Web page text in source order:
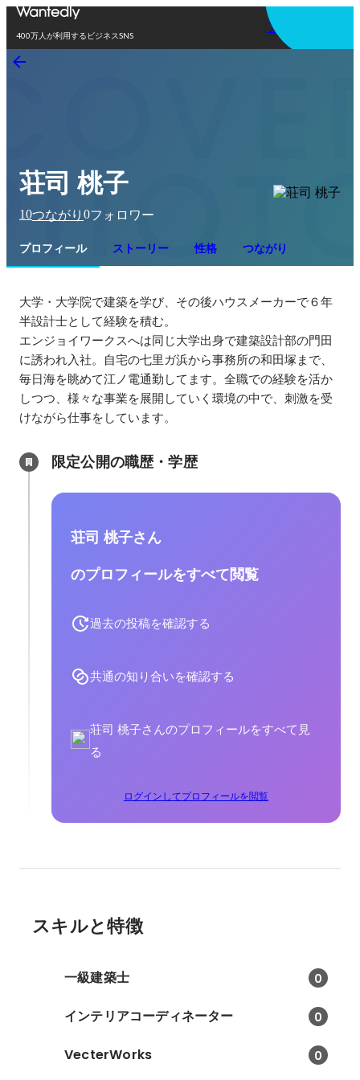
400万人が利用するビジネスSNS
アプリを使う
荘司 桃子
10つながり 0フォロワー
プロフィール ストーリー 性格 つながり
大学・大学院で建築を学び、その後ハウスメーカーで６年
半設計士として経験を積む。
エンジョイワークスへは同じ大学出身で建築設計部の門田
に誘われ入社。自宅の七里ガ浜から事務所の和田塚まで、
毎日海を眺めて江ノ電通勤してます。全職での経験を活か
しつつ、様々な事業を展開していく環境の中で、刺激を受
けながら仕事をしています。
限定公開の職歴・学歴
荘司 桃子さん
のプロフィールをすべて閲覧
過去の投稿を確認する
共通の知り合いを確認する
荘司 桃子さんのプロフィールをすべて見
る
ログインしてプロフィールを閲覧
スキルと特徴
一級建築士 0
インテリアコーディネーター 0
VecterWorks 0